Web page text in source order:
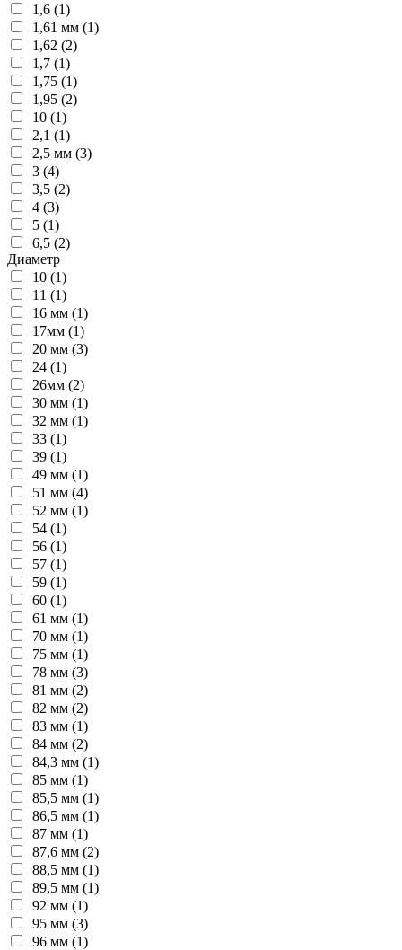
1,6 (1)
1,61 мм (1)
1,62 (2)
1,7 (1)
1,75 (1)
1,95 (2)
10 (1)
2,1 (1)
2,5 мм (3)
3 (4)
3,5 (2)
4 (3)
5 (1)
6,5 (2)
Диаметр
10 (1)
11 (1)
16 мм (1)
17мм (1)
20 мм (3)
24 (1)
26мм (2)
30 мм (1)
32 мм (1)
33 (1)
39 (1)
49 мм (1)
51 мм (4)
52 мм (1)
54 (1)
56 (1)
57 (1)
59 (1)
60 (1)
61 мм (1)
70 мм (1)
75 мм (1)
78 мм (3)
81 мм (2)
82 мм (2)
83 мм (1)
84 мм (2)
84,3 мм (1)
85 мм (1)
85,5 мм (1)
86,5 мм (1)
87 мм (1)
87,6 мм (2)
88,5 мм (1)
89,5 мм (1)
92 мм (1)
95 мм (3)
96 мм (1)